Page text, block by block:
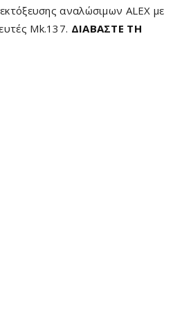
αναλώσιμων ALEX με
Mk.137. ΔΙΑΒΑΣΤΕ ΤΗ